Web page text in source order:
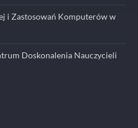
i Zastosowań Komputerów w
Doskonalenia Nauczycieli